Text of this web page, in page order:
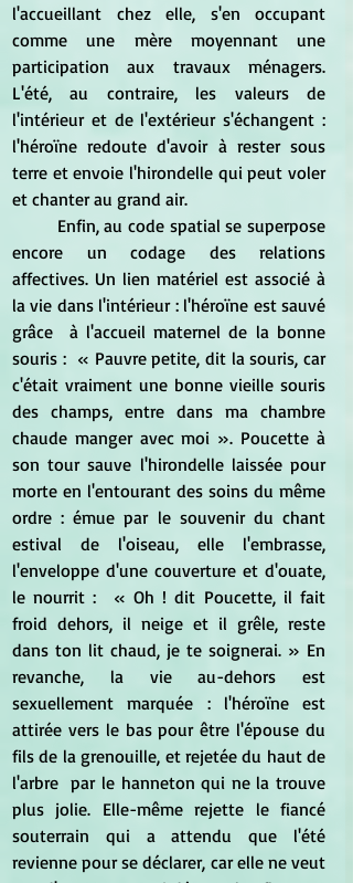
l'accueillant chez elle, s'en occupant
comme une mère moyennant une
participation aux travaux ménagers.
L'été, au contraire, les valeurs de
l'intérieur et de l'extérieur s'échangent :
l'héroïne redoute d'avoir à rester sous
terre et envoie l'hirondelle qui peut voler
et chanter au grand air.
encore un codage des relations
affectives. Un lien matériel est associé à
la vie dans l'intérieur : l'héroïne est sauvé
grâce  à l'accueil maternel de la bonne
souris : « Pauvre petite, dit la souris, car
c'était vraiment une bonne vieille souris
des champs, entre dans ma chambre
chaude manger avec moi ». Poucette à
son tour sauve l'hirondelle laissée pour
morte en l'entourant des soins du même
ordre : émue par le souvenir du chant
estival de l'oiseau, elle l'embrasse,
l'enveloppe d'une couverture et d'ouate,
le nourrit :  « Oh ! dit Poucette, il fait
froid dehors, il neige et il grêle, reste
dans ton lit chaud, je te soignerai. » En
revanche, la vie au-dehors est
sexuellement marquée : l'héroïne est
attirée vers le bas pour être l'épouse du
fils de la grenouille, et rejetée du haut de
l'arbre  par le hanneton qui ne la trouve
plus jolie. Elle-même rejette le fiancé
souterrain qui a attendu que l'été
revienne pour se déclarer, car elle ne veut